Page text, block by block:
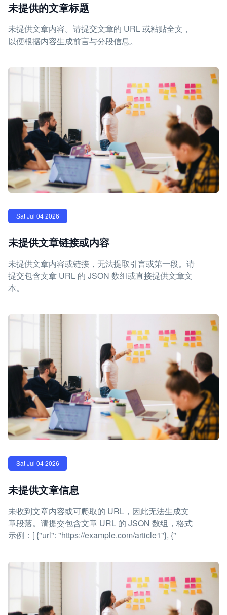
未提供的文章标题
未提供文章内容。请提交文章的 URL 或粘贴全文，
以便根据内容生成前言与分段信息。
Sat Jul 04 2026
未提供文章链接或内容
未提供文章内容或链接，无法提取引言或第一段。请
提交包含文章 URL 的 JSON 数组或直接提供文章文
本。
Sat Jul 04 2026
未提供文章信息
未收到文章内容或可爬取的 URL，因此无法生成文
章段落。请提交包含文章 URL 的 JSON 数组，格式
示例：[ {"url": "https://example.com/article1"}, {"